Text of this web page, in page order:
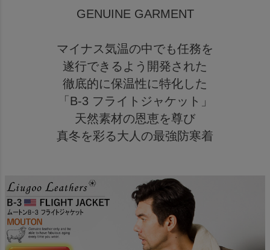
GENUINE GARMENT
マイナス気温の中でも任務を
遂行できるよう開発された
徹底的に保温性に特化した
「B-3 フライトジャケット」
天然素材の恩恵を尊び
真冬を彩る大人の最強防寒着